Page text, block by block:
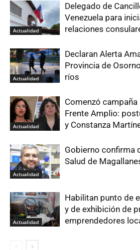
Actualidad
Delegado de
Venezuela para
relaciones
Actualidad
Declaran Alerta
Provincia de
ríos
Actualidad
Comenzó
Frente Amplio:
y Constanza
Actualidad
Gobierno confirma
Salud de
Actualidad
Habilitan punto de
y de exhibición de
emprendedores